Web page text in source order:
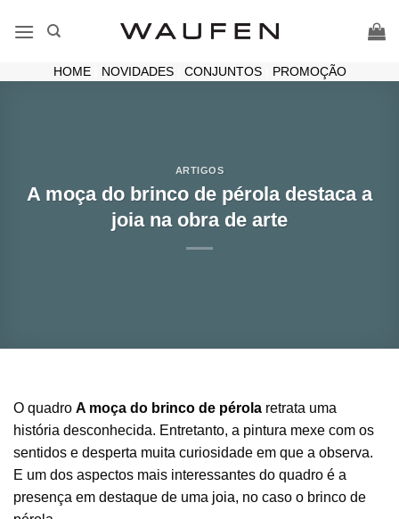
HOME| NOVIDADES| CONJUNTOS| PROMOÇÃO
ARTIGOS
A moça do brinco de pérola destaca a
joia na obra de arte
O quadro A moça do brinco de pérola retrata uma
história desconhecida. Entretanto, a pintura mexe com os
sentidos e desperta muita curiosidade em que a observa.
E um dos aspectos mais interessantes do quadro é a
presença em destaque de uma joia, no caso o brinco de